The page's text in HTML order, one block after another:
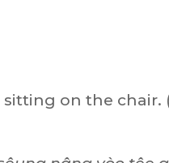
sitting on the